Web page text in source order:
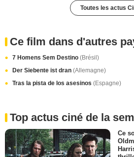
Toutes les actus
Ce film dans d'autres
7 Homens Sem Destino (Brésil)
Der Siebente ist dran (Allemagne)
Tras la pista de los asesinos (Espagne)
Top actus ciné de la
Ce